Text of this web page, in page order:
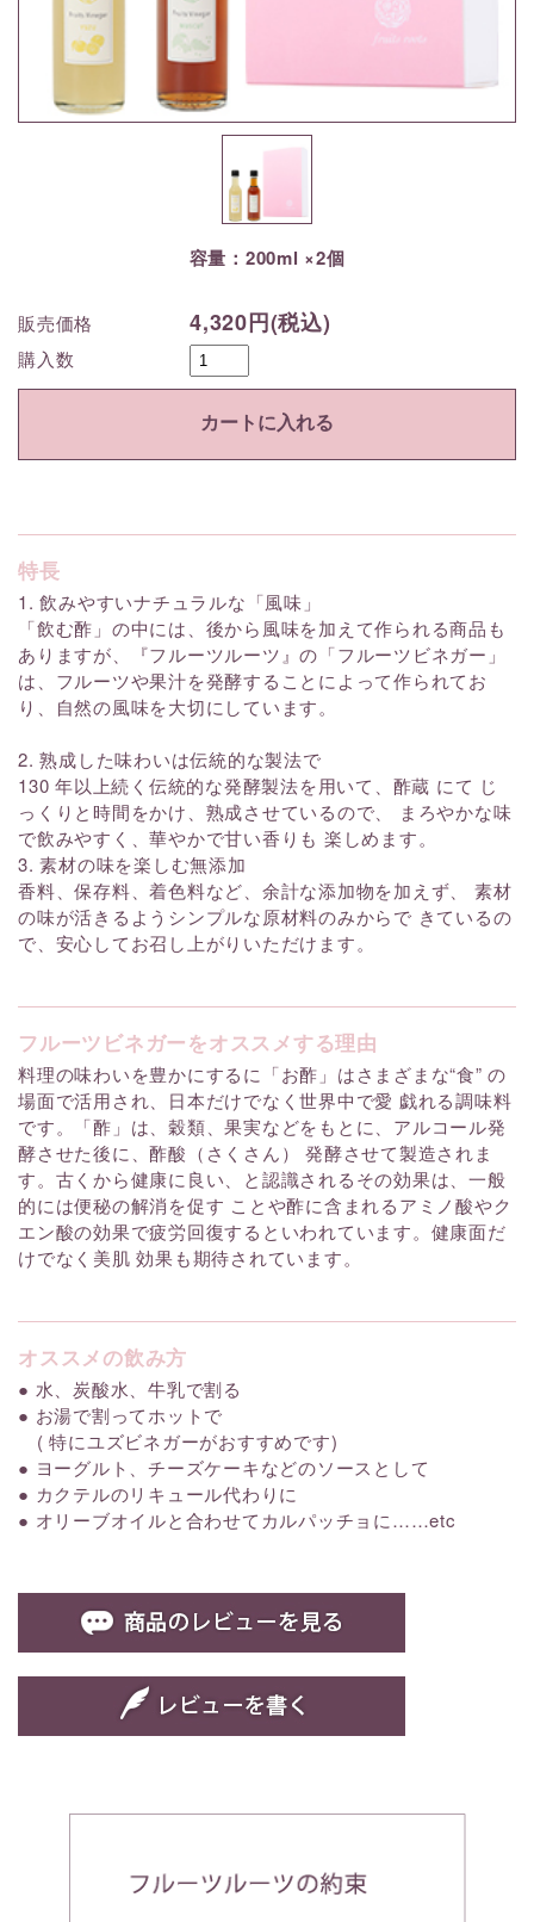
容量：200ml ×2個
販売価格 4,320円(税込)
購入数
特長
1. 飲みやすいナチュラルな「風味」
「飲む酢」の中には、後から風味を加えて作られる商品も
ありますが、『フルーツルーツ』の「フルーツビネガー」
は、フルーツや果汁を発酵することによって作られてお
り、自然の風味を大切にしています。
2. 熟成した味わいは伝統的な製法で
130 年以上続く伝統的な発酵製法を用いて、酢蔵 にて じ
っくりと時間をかけ、熟成させているので、 まろやかな味
で飲みやすく、華やかで甘い香りも 楽しめます。
3. 素材の味を楽しむ無添加
香料、保存料、着色料など、余計な添加物を加えず、 素材
の味が活きるようシンプルな原材料のみからで きているの
で、安心してお召し上がりいただけます。
フルーツビネガーをオススメする理由
料理の味わいを豊かにするに「お酢」はさまざまな“食” の
場面で活用され、日本だけでなく世界中で愛 戯れる調味料
です。「酢」は、穀類、果実などをもとに、アルコール発
酵させた後に、酢酸（さくさん） 発酵させて製造されま
す。古くから健康に良い、と認識されるその効果は、一般
的には便秘の解消を促す ことや酢に含まれるアミノ酸やク
エン酸の効果で疲労回復するといわれています。健康面だ
けでなく美肌 効果も期待されています。
オススメの飲み方
● 水、炭酸水、牛乳で割る
● お湯で割ってホットで
( 特にユズビネガーがおすすめです)
● ヨーグルト、チーズケーキなどのソースとして
● カクテルのリキュール代わりに
● オリーブオイルと合わせてカルパッチョに……etc